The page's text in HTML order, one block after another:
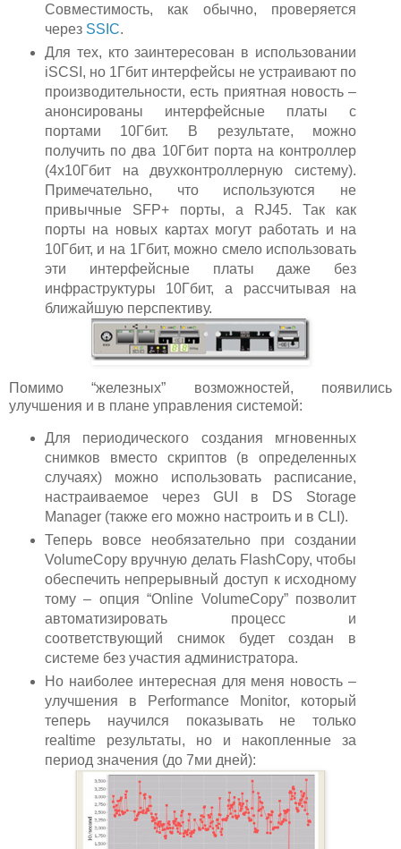
Совместимость, как обычно, проверяется
через SSIC.
Для тех, кто заинтересован в использовании
iSCSI, но 1Гбит интерфейсы не устраивают по
производительности, есть приятная новость –
анонсированы интерфейсные платы с
портами 10Гбит. В результате, можно
получить по два 10Гбит порта на контроллер
(4x10Гбит на двухконтроллерную систему).
Примечательно, что используются не
привычные SFP+ порты, а RJ45. Так как
порты на новых картах могут работать и на
10Гбит, и на 1Гбит, можно смело использовать
эти интерфейсные платы даже без
инфраструктуры 10Гбит, а рассчитывая на
ближайшую перспективу.
Помимо “железных” возможностей, появились
улучшения и в плане управления системой:
Для периодического создания мгновенных
снимков вместо скриптов (в определенных
случаях) можно использовать расписание,
настраиваемое через GUI в DS Storage
Manager (также его можно настроить и в CLI).
Теперь вовсе необязательно при создании
VolumeCopy вручную делать FlashCopy, чтобы
обеспечить непрерывный доступ к исходному
тому – опция “Online VolumeCopy” позволит
автоматизировать процесс и
соответствующий снимок будет создан в
системе без участия администратора.
Но наиболее интересная для меня новость –
улучшения в Performance Monitor, который
теперь научился показывать не только
realtime результаты, но и накопленные за
период значения (до 7ми дней):